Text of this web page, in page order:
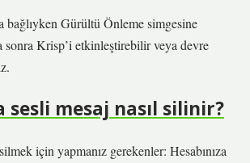
bağlıyken Gürültü Önleme simgesine
Krisp’i etkinleştirebilir veya devre
sesli mesaj nasıl silinir?
için yapmanız gerekenler: Hesabınıza